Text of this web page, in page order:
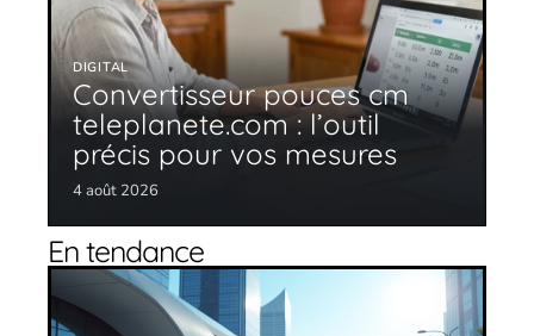
DIGITAL
Convertisseur pouces cm
teleplanete.com : l’outil
précis pour vos mesures
4 août 2026
En tendance